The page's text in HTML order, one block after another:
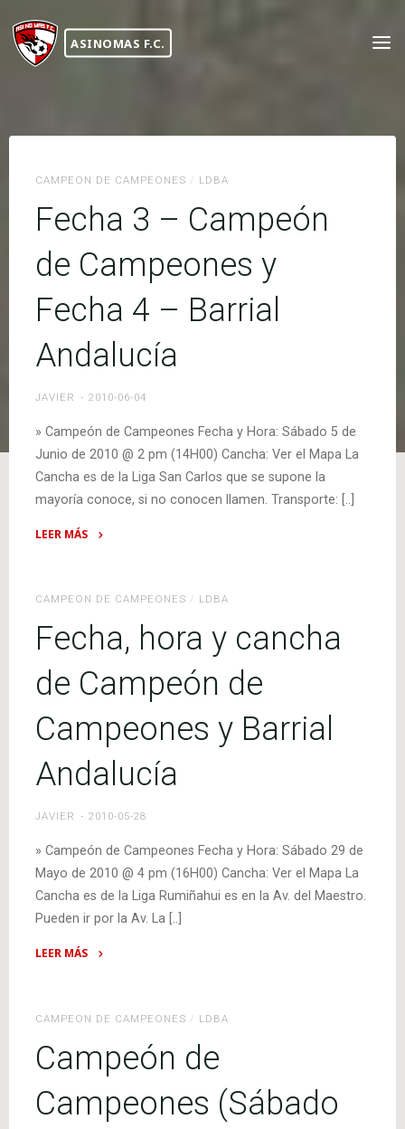
content
ASINOMAS F.C.
CAMPEON DE CAMPEONES / LDBA
Fecha 3 – Campeón
de Campeones y
Fecha 4 – Barrial
Andalucía
JAVIER 2010-06-04
» Campeón de Campeones Fecha y Hora: Sábado 5 de
Junio de 2010 @ 2 pm (14H00) Cancha: Ver el Mapa La
Cancha es de la Liga San Carlos que se supone la
mayoría conoce, si no conocen llamen. Transporte: [..]
LEER MÁS
–
de
y
4
Barrial
CAMPEON DE CAMPEONES / LDBA
Fecha, hora y cancha
de Campeón de
Campeones y Barrial
Andalucía
JAVIER 2010-05-28
» Campeón de Campeones Fecha y Hora: Sábado 29 de
Mayo de 2010 @ 4 pm (16H00) Cancha: Ver el Mapa La
Cancha es de la Liga Rumiñahui es en la Av. del Maestro.
Pueden ir por la Av. La [..]
LEER MÁS
y
de
de
CAMPEON DE CAMPEONES / LDBA
Campeón de
Campeones (Sábado